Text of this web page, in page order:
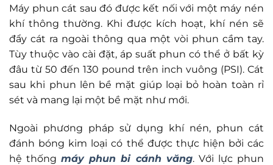
Máy phun cát sau đó được kết nối với một máy nén
khí thông thường. Khi được kích hoạt, khí nén sẽ
đẩy cát ra ngoài thông qua một vòi phun cầm tay.
Tùy thuộc vào cài đặt, áp suất phun có thể ở bất kỳ
đâu từ 50 đến 130 pound trên inch vuông (PSI). Cát
sau khi phun lên bề mặt giúp loại bỏ hoàn toàn rỉ
sét và mang lại một bề mặt như mới.
Ngoài phương pháp sử dụng khí nén, phun cát
đánh bóng kim loại có thể được thực hiện bởi các
hệ thốngmáy phun bi cánh văng. Với lực phun